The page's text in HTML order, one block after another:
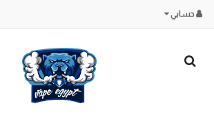
حسابي